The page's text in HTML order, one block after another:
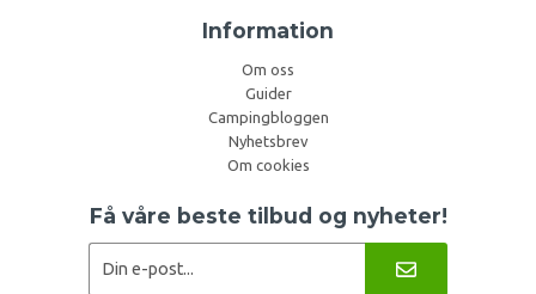
Information
Om oss
Guider
Campingbloggen
Nyhetsbrev
Om cookies
Få våre beste tilbud og nyheter!